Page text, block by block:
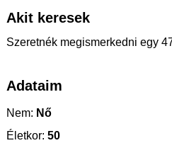
Akit keresek
Szeretnék megismerkedni egy
Adataim
Nem: Nő
Életkor: 50